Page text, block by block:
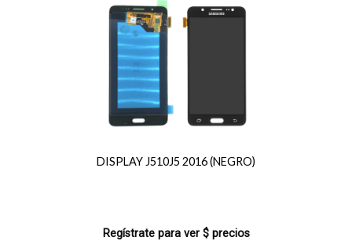
DISPLAY J510J5 2016 (NEGRO)
Regístrate para ver $ precios